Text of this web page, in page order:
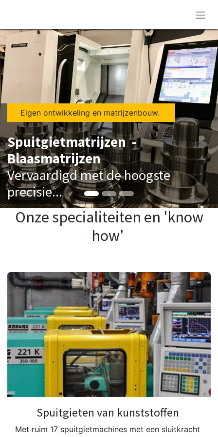
Eigen ontwikkeling en matrijzenbouw. ​​
Spuitgietmatrijzen -
Blaasmatrijzen
Vervaardigd met de hoogste
precisie...
Onze specialiteiten en 'know
how'
Spuitgieten van kunststoffen
Met ruim 17 spuitgietmachines met een sluitkracht